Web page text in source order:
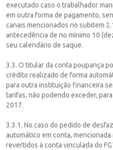
executado caso o trabalhador
em outra forma de pagamento,
canais mencionados no subitem
antecedência de no mínimo 10
seu calendário de saque.
3.3. O titular da conta poupança
crédito realizado de forma
para outra instituição financeira
tarifas, não podendo exceder,
2017.
3.3.1. No caso do pedido de
automático em conta,
revertidos à conta vinculada do